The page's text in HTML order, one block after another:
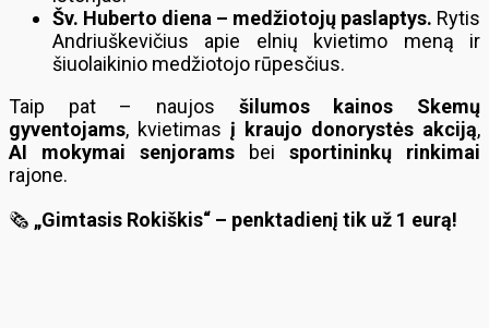
Šv. Huberto diena – medžiotojų paslaptys. Rytis
Andriuškevičius apie elnių kvietimo meną ir
šiuolaikinio medžiotojo rūpesčius.
Taip pat – naujos šilumos kainos Skemų
gyventojams, kvietimas į kraujo donorystės akciją,
AI mokymai senjorams bei sportininkų rinkimai
rajone.
🗞️ „Gimtasis Rokiškis“ – penktadienį tik už 1 eurą!